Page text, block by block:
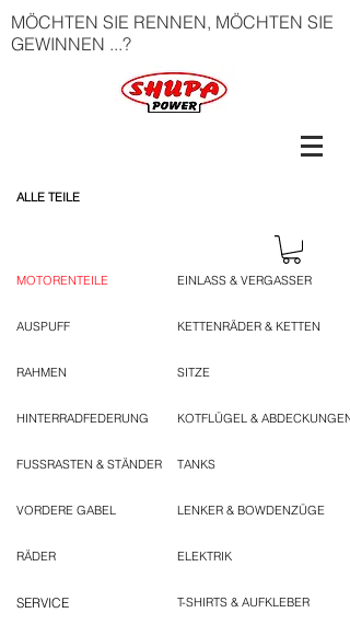
MÖCHTEN SIE RENNEN, MÖCHTEN SIE
GEWINNEN ...?
ALLE TEILE
MOTORENTEILE
AUSPUFF
RAHMEN
HINTERRADFEDERUNG
FUSSRASTEN & STÄNDER
VORDERE GABEL
RÄDER
SERVICE
EINLASS & VERGASSER
KETTENRÄDER & KETTEN
SITZE
KOTFLÜGEL & ABDECKUNGEN
TANKS
LENKER & BOWDENZÜGE
ELEKTRIK
T-SHIRTS & AUFKLEBER